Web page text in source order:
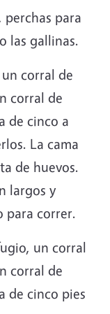
para
las gallinas.
corral de
corral de
de cinco a
La cama
de huevos.
largos y
para correr.
un corral
corral de
de cinco pies